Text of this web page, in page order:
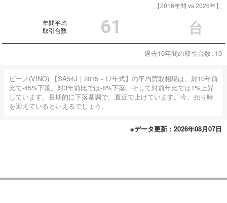
【2016年間 vs 2026年】
年間平均
取引台数
61 台
過去10年間の取引台数÷10
ビーノ(VINO) 【SA54J｜2015～17年式】の平均買取相場は、対10年前
比で-45%下落。対3年前比では-8%下落。そして対前年比では1%上昇
しています。長期的に下落基調で、直近で上げています。今、売り時
を迎えているといえるでしょう。
※データ更新：2026年08月07日